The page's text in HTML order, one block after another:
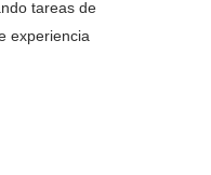
tareas de
experiencia